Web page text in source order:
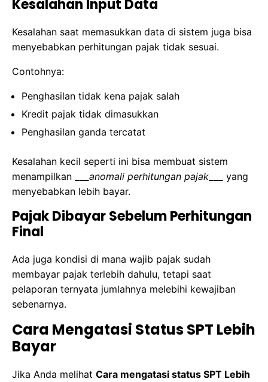
Kesalahan Input Data
Kesalahan saat memasukkan data di sistem juga bisa
menyebabkan perhitungan pajak tidak sesuai.
Contohnya:
Penghasilan tidak kena pajak salah
Kredit pajak tidak dimasukkan
Penghasilan ganda tercatat
Kesalahan kecil seperti ini bisa membuat sistem
menampilkan
anomali perhitungan pajak
yang
menyebabkan lebih bayar.
Pajak Dibayar Sebelum Perhitungan
Final
Ada juga kondisi di mana wajib pajak sudah
membayar pajak terlebih dahulu, tetapi saat
pelaporan ternyata jumlahnya melebihi kewajiban
sebenarnya.
Cara Mengatasi Status SPT Lebih
Bayar
Jika Anda melihat Cara mengatasi status SPT Lebih